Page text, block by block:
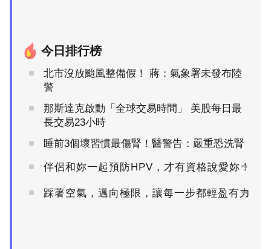
今日排行榜
北市沒放颱風整備假！ 蔣：氣象署未發布陸
警
那斯達克啟動「全球交易時間」 美股每日最
長交易23小時
睡前3個壞習慣最傷腎！醫警告：嚴重恐洗腎
伴侶和妳一起預防HPV，才有資格說愛妳！
PR
踩著空氣，邁向極限，讓每一步都輕盈有力
PR